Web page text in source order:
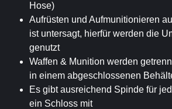
Hose)
Aufrüsten und Aufmunitionieren
ist untersagt, hierfür werden die
genutzt
Waffen & Munition werden
in einem abgeschlossenen
Es gibt ausreichend Spinde für
ein Schloss mit